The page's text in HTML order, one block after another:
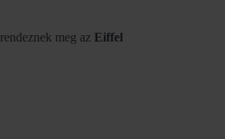
rendeznek meg az Eiffel